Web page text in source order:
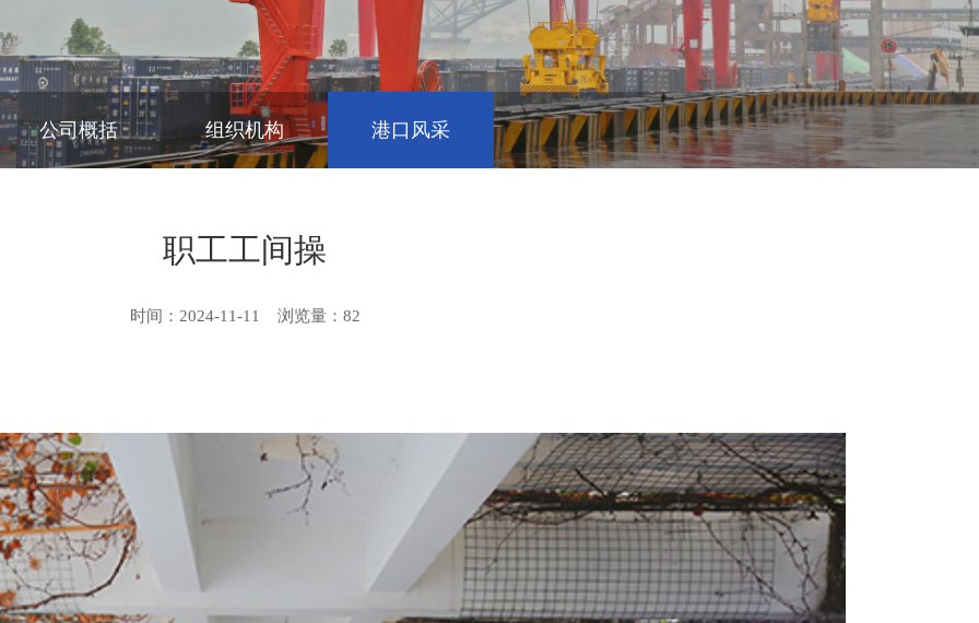
公司概括 组织机构 港口风采
职工工间操
时间：2024-11-11 浏览量： 82